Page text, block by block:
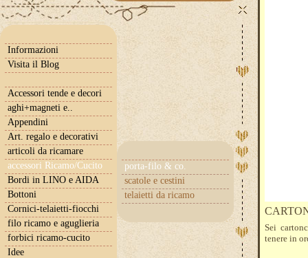
Informazioni
Visita il Blog
Accessori tende e decori
aghi+magneti e..
Appendini
Art. regalo e decorativi
articoli da ricamare
accessori Ricamo/Cucito
porta-filo & co.
scatole e cestini
telaietti da ricamo
Bordi in LINO e AIDA
Bottoni
Cornici-telaietti-fiocchi
filo ricamo e aguglieria
forbici ricamo-cucito
Idee
Sei
tenere in